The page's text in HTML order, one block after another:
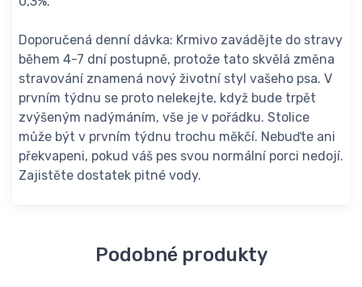
Doporučená denní dávka: Krmivo zavádějte do stravy
během 4-7 dní postupně, protože tato skvělá změna
stravování znamená nový životní styl vašeho psa. V
prvním týdnu se proto nelekejte, když bude trpět
zvýšeným nadýmáním, vše je v pořádku. Stolice
může být v prvním týdnu trochu měkčí. Nebuďte ani
překvapeni, pokud váš pes svou normální porci nedojí.
Zajistěte dostatek pitné vody.
Podobné produkty